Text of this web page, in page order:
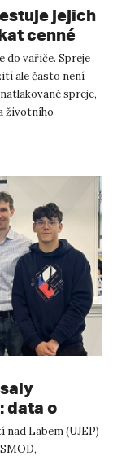
jejich
cenné
do vařiče. Spreje
ale často není
spreje,
životního
data o
Labem (UJEP)